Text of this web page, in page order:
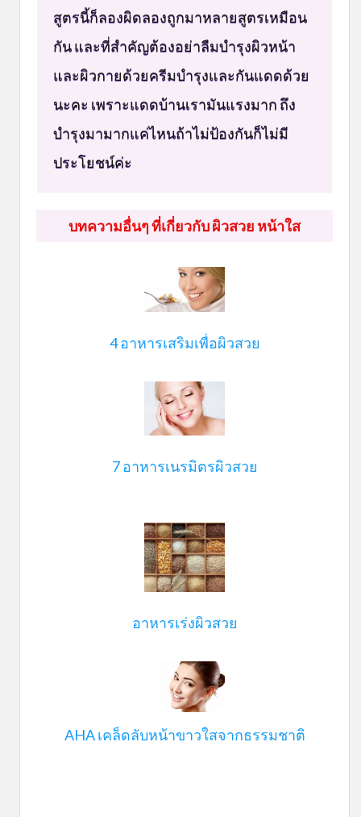
สูตรนี้ก็ลองผิดลองถูกมาหลายสูตรเหมือน
กัน และที่สำคัญต้องอย่าลืมบำรุงผิวหน้า
และผิวกายด้วยครีมบำรุงและกันแดดด้วย
นะคะ เพราะแดดบ้านเรามันแรงมาก ถึง
บำรุงมามากแค่ไหนถ้าไม่ป้องกันก็ไม่มี
ประโยชน์ค่ะ
บทความอื่นๆ ที่เกี่ยวกับ ผิวสวย หน้าใส
4 อาหารเสริมเพื่อผิวสวย
7 อาหารเนรมิตรผิวสวย
อาหารเร่งผิวสวย
AHA เคล็ดลับหน้าขาวใสจากธรรมชาติ